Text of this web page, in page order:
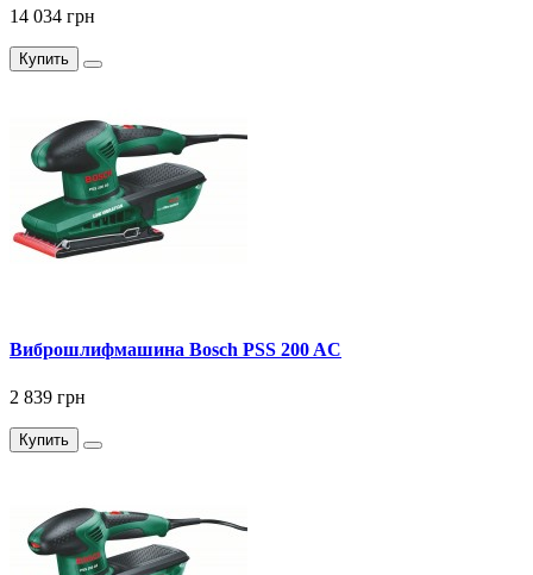
14 034 грн
Купить
Виброшлифмашина Bosch PSS 200 AC
2 839 грн
Купить